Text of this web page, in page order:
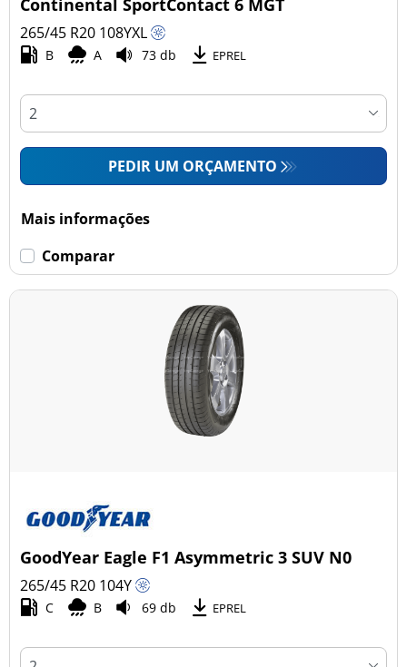
Continental SportContact 6 MGT
265/45 R20 108YXL
B A 73 db EPREL
PEDIR UM ORÇAMENTO
Mais informações
Comparar
GoodYear Eagle F1 Asymmetric 3 SUV N0
265/45 R20 104Y
C B 69 db EPREL